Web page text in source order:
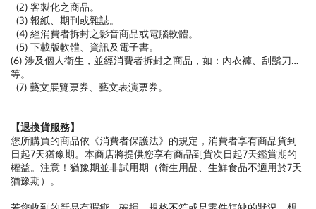
(2) 客製化之商品。
(3) 報紙、期刊或雜誌。
(4) 經消費者拆封之影音商品或電腦軟體。
(5) 下載版軟體、資訊及電子書。
(6) 涉及個人衛生，並經消費者拆封之商品，如：內衣褲、刮鬍刀…
等。
(7) 藝文展覽票券、藝文表演票券。
【退換貨服務】
您所購買的商品依《消費者保護法》的規定，消費者享有商品貨到
日起7天猶豫期。本商店將提供您享有商品到貨次日起7天鑑賞期的
權益。注意！猶豫期並非試用期（衛生用品、生鮮食品不適用於7天
猶豫期）。